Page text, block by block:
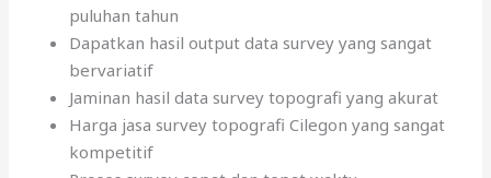
puluhan tahun
Dapatkan hasil output data survey yang sangat
bervariatif
Jaminan hasil data survey topografi yang akurat
Harga jasa survey topografi Cilegon yang sangat
kompetitif